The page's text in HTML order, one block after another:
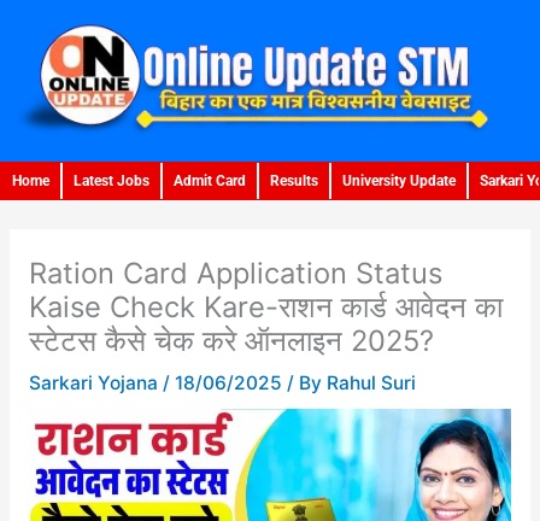
content
Home Latest Jobs Admit Card Results University Update Sarkari
Ration Card Application Status
Kaise Check Kare-राशन कार्ड आवेदन का
स्टेटस कैसे चेक करे ऑनलाइन 2025?
Sarkari Yojana / 18/06/2025 / By Rahul Suri